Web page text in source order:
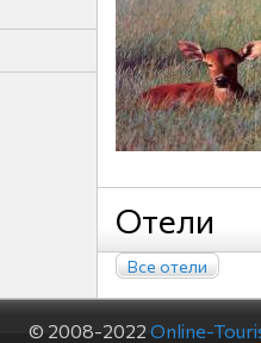
Отели
Все отели
© 2008-2022 Online-